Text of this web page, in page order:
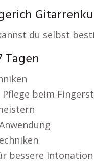
du selbst
Tagen
beim
bessere Intonation